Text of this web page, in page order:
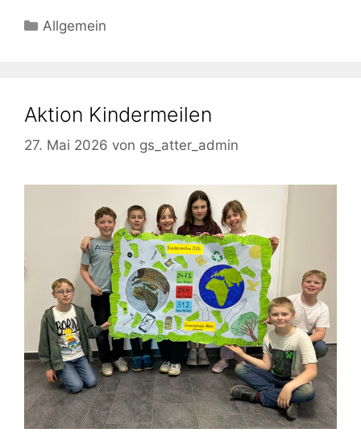
Kategorien
Allgemein
Aktion Kindermeilen
27. Mai 2026 von gs_atter_admin